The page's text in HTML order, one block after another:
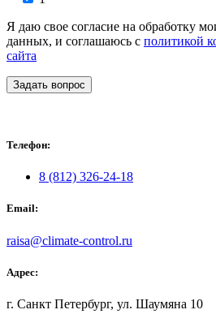
Я даю свое согласие на обработку
данных, и соглашаюсь с политикой
сайта
Задать вопрос
Телефон:
8 (812) 326-24-18
Email:
raisa@climate-control.ru
Адрес:
г. Санкт Петербург, ул. Шаумяна 10